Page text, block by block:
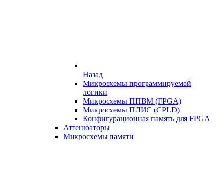
Назад
Микросхемы программируемой
логики
Микросхемы ППВМ (FPGA)
Микросхемы ПЛИС (CPLD)
Конфигурационная память для FPGA
Аттенюаторы
Микросхемы памяти